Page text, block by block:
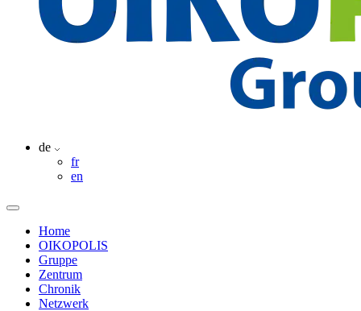
de
fr
en
Home
OIKOPOLIS
Gruppe
Zentrum
Chronik
Netzwerk